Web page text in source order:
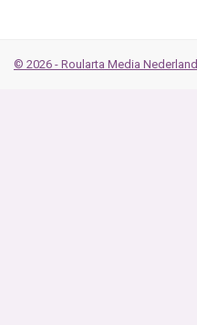
© 2026 - Roularta Media Nederland